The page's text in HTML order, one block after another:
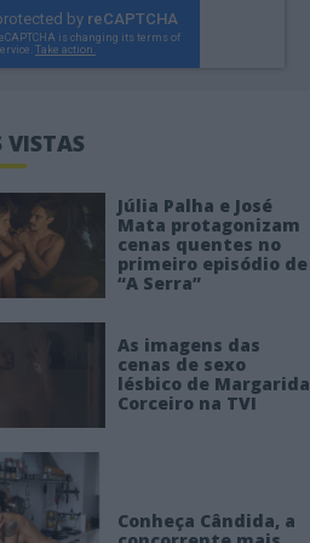
VISTAS
Júlia Palha e José
Mata protagonizam
cenas quentes no
primeiro episódio de
“A Serra”
As imagens das
cenas de sexo
lésbico de Margarida
Corceiro na TVI
Conheça Cândida, a